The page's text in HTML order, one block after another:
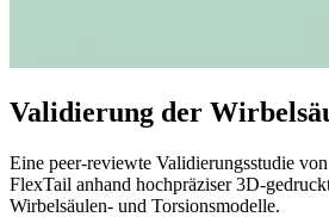
Validierung der
Eine peer-reviewte Validierungsstudie
FlexTail anhand hochpräziser 3D-
Wirbelsäulen- und Torsionsmodelle.